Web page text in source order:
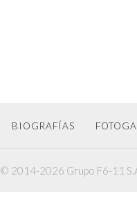
BIOGRAFÍAS
© 2014-2026 Grupo F6-11